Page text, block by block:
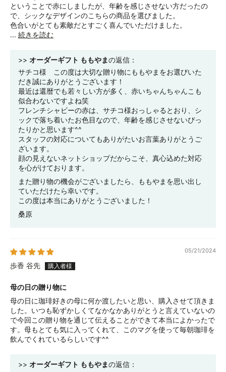
ということで赤にしましたが、年齢を感じさせない方だったの
で、シックなデザインのこちらの商品を選びました。
色合いがとても素敵だとすごく喜んでいただけました。
... 続きを読む
>> オーダーギフト ももやまの返信：
サチコ様 この度は大切な贈り物にももやまをお選びいた
だき誠にありがとうございます！
最近は還暦でも若々しい方が多く、赤いちゃんちゃんこも
似合わないですよね笑
フレンチシャビーの赤は、サチコ様おっしゃるとおり、シ
ックで落ち着いたお色目なので、年齢を感じさせないぴっ
たりかと思います^^
スタッフの対応についてもありがたいお言葉ありがとうご
ざいます。
顔の見えないネットショップだからこそ、真心込めた対応
を心がけております。
また贈り物の機会がございましたら、ももやまを思い出し
ていただけたら幸いです。
この度は本当にありがとうございました！
桑原
05/21/2024
歩香 谷先
母の日の贈り物に
母の日に珈琲好きの母に何か渡したいと思い、購入させて頂きま
した。いつも恥ずかしくてなかなかありがとうと言えていないの
で今回この贈り物を通じて伝えることができて本当によかったで
す。母もとても気に入ってくれて、このマグを使って毎朝珈琲を
飲んでくれているらしいです^^
>> オーダーギフト ももやまの返信：